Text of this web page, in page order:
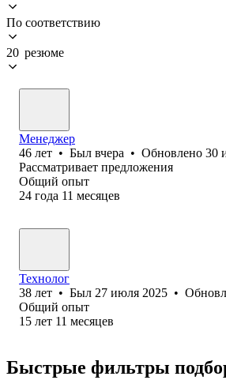
По соответствию
20 резюме
Менеджер
46 лет • Был вчера • Обновлено 30
Рассматривает предложения
Общий опыт
24 года 11 месяцев
Технолог
38 лет • Был 27 июля 2025 •
Общий опыт
15 лет 11 месяцев
Быстрые фильтры